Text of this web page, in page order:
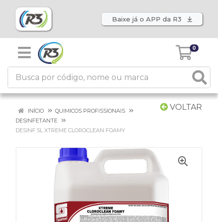
Baixe já o APP da R3
0
VOLTAR
INÍCIO
QUIMICOS PROFISSIONAIS
DESINFETANTE
DESINF 5L XTREME CLOROCLEAN FOAMY